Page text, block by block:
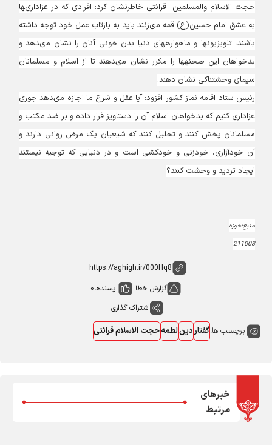
حجت الاسلام والمسلمین قرائتی خاطرنشان کرد: افرادى كه در عزادارى‏ها
به عشق امام حسین‏(ع) قمه مى‏زنند باید به بازتاب عمل خود توجه داشته
باشند، تلویزیون‏ها و ماهواره‏هاى دنیا بدن خونى آنان را نشان مى‏دهد و
بدخواهان این صحنه‏ها را مكرر نشان مى‏دهند تا از اسلام و مسلمانان
سیماى وحشتناكى نشان دهند.
رئیس ستاد اقامه نماز کشور افزود: آیا عقل و شرع ما اجازه مى‏دهد جورى
عزادارى كنیم كه بدخواهان اسلام آن را دستاویز قرار داده و بر ضد مكتب و
مسلمانان پخش كنند و تحلیل كنند كه شیعیان یک مرض روانى دارند و
آن خودآزارى، خودزنى و خودكشى است و در دنیایى كه توجیه نیستند
ایجاد تردید و وحشت كنند؟
منبع:حوزه
211008
گزارش خطا پسندها0
اشتراک گذاری
برچسب ها:گفتاردینلطمهحجت الاسلام قرائتی
خبرهای
مرتبط